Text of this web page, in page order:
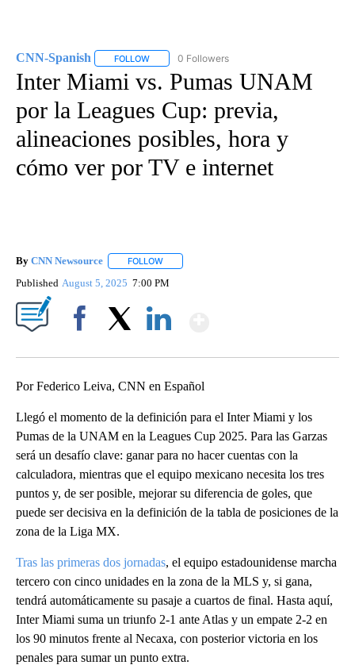
CNN-Spanish FOLLOW FOLLOW "CNN-SPANISH" TO RECEIVE
0 Followers
Inter Miami vs. Pumas UNAM
por la Leagues Cup: previa,
alineaciones posibles, hora y
cómo ver por TV e internet
By CNN Newsource FOLLOW
Published August 5, 2025 7:00 PM
Por Federico Leiva, CNN en Español
Llegó el momento de la definición para el Inter Miami y los
Pumas de la UNAM en la Leagues Cup 2025. Para las Garzas
será un desafío clave: ganar para no hacer cuentas con la
calculadora, mientras que el equipo mexicano necesita los tres
puntos y, de ser posible, mejorar su diferencia de goles, que
puede ser decisiva en la definición de la tabla de posiciones de la
zona de la Liga MX.
Tras las primeras dos jornadas, el equipo estadounidense marcha
tercero con cinco unidades en la zona de la MLS y, si gana,
tendrá automáticamente su pasaje a cuartos de final. Hasta aquí,
Inter Miami suma un triunfo 2-1 ante Atlas y un empate 2-2 en
los 90 minutos frente al Necaxa, con posterior victoria en los
penales para sumar un punto extra.